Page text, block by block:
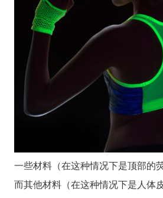
一些材料（在这种情况下是顶部的
而其他材料（在这种情况下是人体